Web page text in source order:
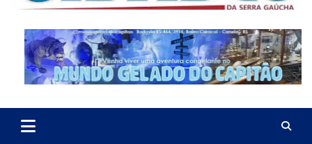
Jornal Cidades da Serra Gaúcha